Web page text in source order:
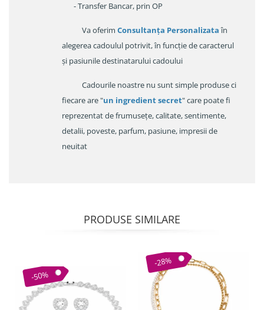
- Transfer Bancar, prin OP
Va oferim Consultanța Personalizataîn
alegerea cadoulul potrivit, în funcție de caracterul
și pasiunile destinatarului cadoului
Cadourile noastre nu sunt simple produse ci
fiecare are "un ingredient secret" care poate fi
reprezentat de frumusețe, calitate, sentimente,
detalii, poveste, parfum, pasiune, impresii de
neuitat
PRODUSE SIMILARE
-50%
-28%